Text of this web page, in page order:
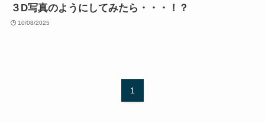
３D写真のようにしてみたら・・・！？
10/08/2025
1